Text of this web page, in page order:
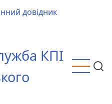
довідник
КПІ